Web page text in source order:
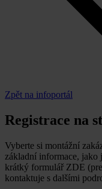
Zpět na infoportál
Registrace na
Vyberte si montážní
základní informace,
krátký formulář ZDE
kontaktuje s dalšími